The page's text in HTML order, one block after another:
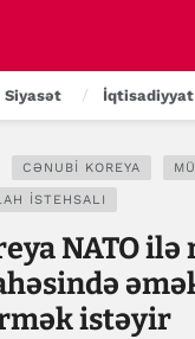
Siyasət İqtisadiyyat
CƏNUBI KOREYA
ISTEHSALI
NATO
istəyir